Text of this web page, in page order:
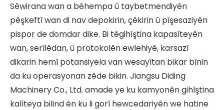
Sêwirana wan a bêhempa û taybetmendiyên
pêşkeftî wan di nav depokirin, çêkirin û pîşesaziyên
pispor de domdar dike. Bi têgihîştina kapasîteyên
wan, serîlêdan, û protokolên ewlehiyê, karsazî
dikarin hemî potansiyela van wesayîtan bikar bînin
da ku operasyonan zêde bikin. Jiangsu Diding
Machinery Co., Ltd. amade ye ku kamyonên gihîştina
kalîteya bilind ên ku li gorî hewcedariyên we hatine